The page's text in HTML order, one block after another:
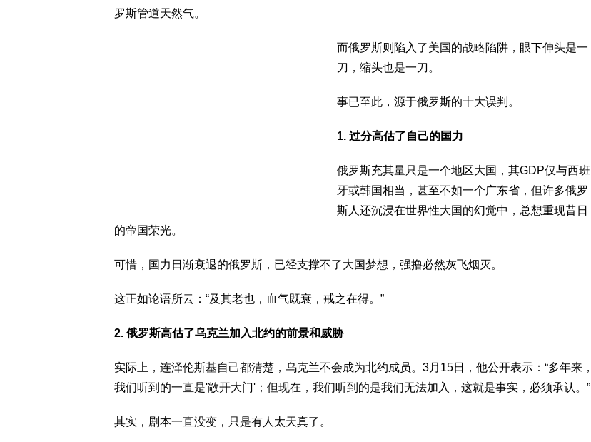
罗斯管道天然气。
而俄罗斯则陷入了美国的战略陷阱，眼下伸头是一
刀，缩头也是一刀。
事已至此，源于俄罗斯的十大误判。
1. 过分高估了自己的国力
俄罗斯充其量只是一个地区大国，其GDP仅与西班
牙或韩国相当，甚至不如一个广东省，但许多俄罗
斯人还沉浸在世界性大国的幻觉中，总想重现昔日
的帝国荣光。
可惜，国力日渐衰退的俄罗斯，已经支撑不了大国梦想，强撸必然灰飞烟灭。
这正如论语所云：“及其老也，血气既衰，戒之在得。”
2. 俄罗斯高估了乌克兰加入北约的前景和威胁
实际上，连泽伦斯基自己都清楚，乌克兰不会成为北约成员。3月15日，他公开表示：“多年来，
我们听到的一直是'敞开大门'；但现在，我们听到的是我们无法加入，这就是事实，必须承认。”
其实，剧本一直没变，只是有人太天真了。